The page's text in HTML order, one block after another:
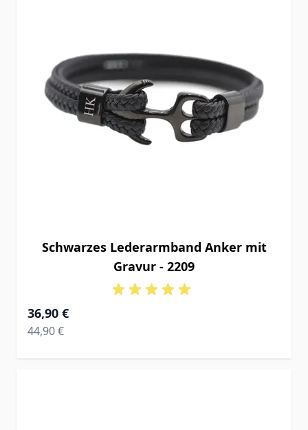
Schwarzes Lederarmband Anker mit
Gravur - 2209
Ab
36,90 €
Regular Price
44,90 €